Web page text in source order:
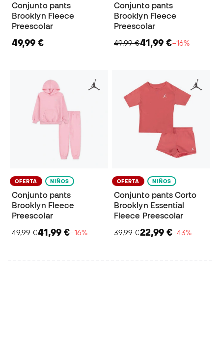
Conjunto pants
Brooklyn Fleece
Preescolar
49,99 €
Conjunto pants
Brooklyn Fleece
Preescolar
49,99 €41,99 €−16%
OFERTA NIÑOS
Conjunto pants
Brooklyn Fleece
Preescolar
49,99 €41,99 €−16%
OFERTA NIÑOS
Conjunto pants Corto
Brooklyn Essential
Fleece Preescolar
39,99 €22,99 €−43%